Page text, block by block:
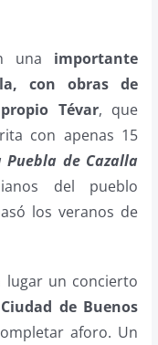
una importante
con obras de
Tévar, que
con apenas 15
Puebla de Cazalla
del pueblo
los veranos de
lugar un concierto
de Buenos
aforo. Un